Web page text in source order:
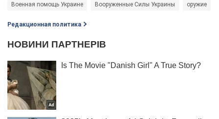
Военная помощь Украине Вооруженные Силы Украины оружие
Редакционная политика